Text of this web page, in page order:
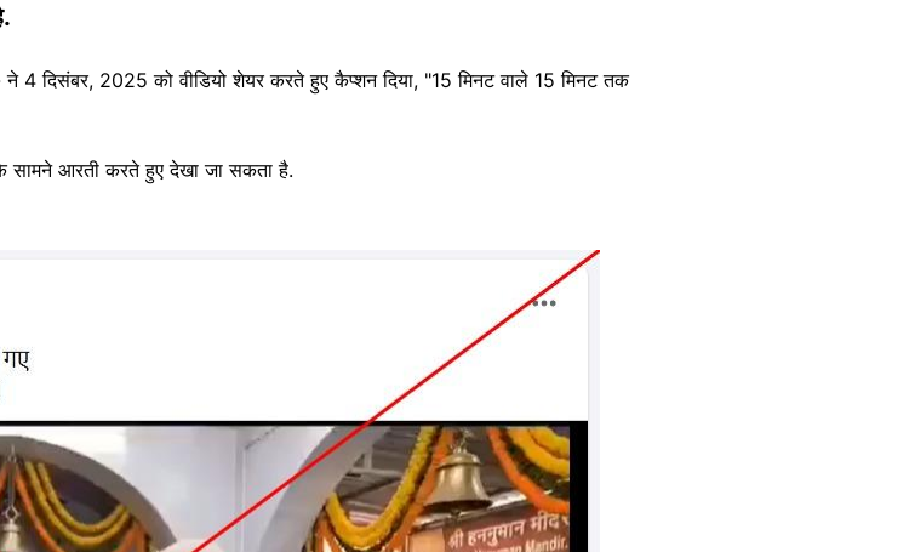
दिसंबर, 2025 को वीडियो शेयर करते हुए कैप्शन दिया, "15 मिनट वाले 15 मिनट तक
सामने आरती करते हुए देखा जा सकता है.